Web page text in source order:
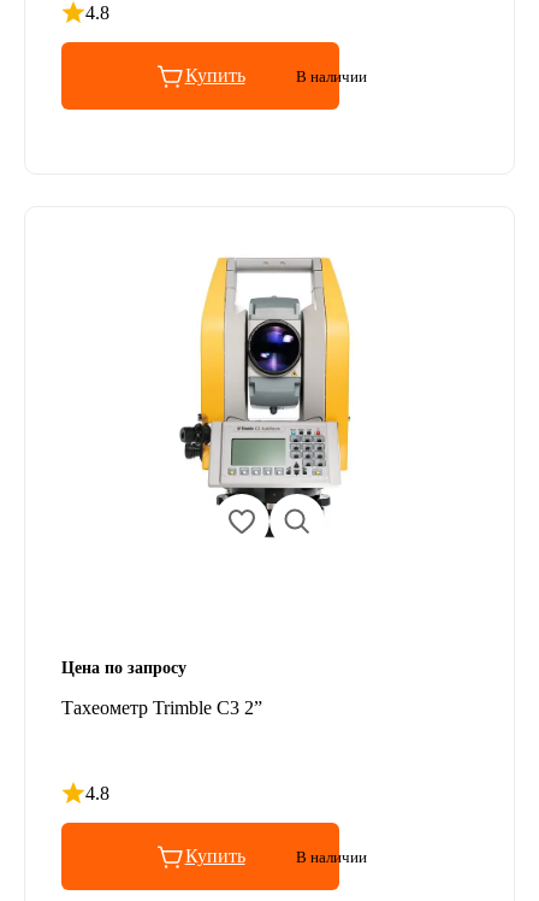
4.8
Рейтинг 4.8 из 5
Купить В наличии
Цена по запросу
Тахеометр Trimble C3 2”
4.8
Рейтинг 4.8 из 5
Купить В наличии